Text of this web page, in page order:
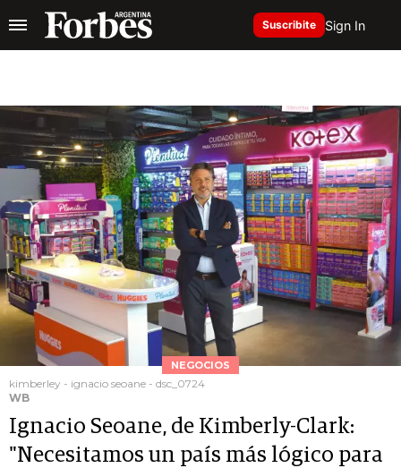
Suscribite Sign In
NEGOCIOS
kimberley - ignacio seoane - dsc_0724
WB
Ignacio Seoane, de Kimberly-Clark:
"Necesitamos un país más lógico para